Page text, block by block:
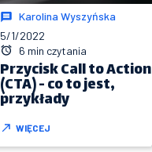
Karolina Wyszyńska
5/1/2022
6 min czytania
Przycisk Call to Action
(CTA) - co to jest,
przykłady
WIĘCEJ